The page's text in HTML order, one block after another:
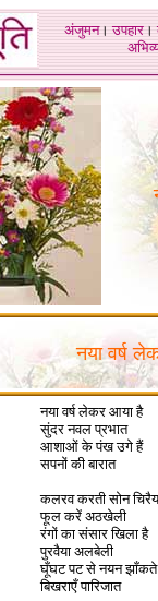
अंजुमन।उपहार।
नया वर्ष
नया वर्ष लेकर आया है
सुंदर नवल प्रभात
आशाओं के पंख उगे हैं
सपनों की बारात
कलरव करती सोन
फूल करें अठखेली
रंगों का संसार खिला है
पुरवैया अलबेली
घूँघट पट से नयन झाँकते
बिखराएँ पारिजात